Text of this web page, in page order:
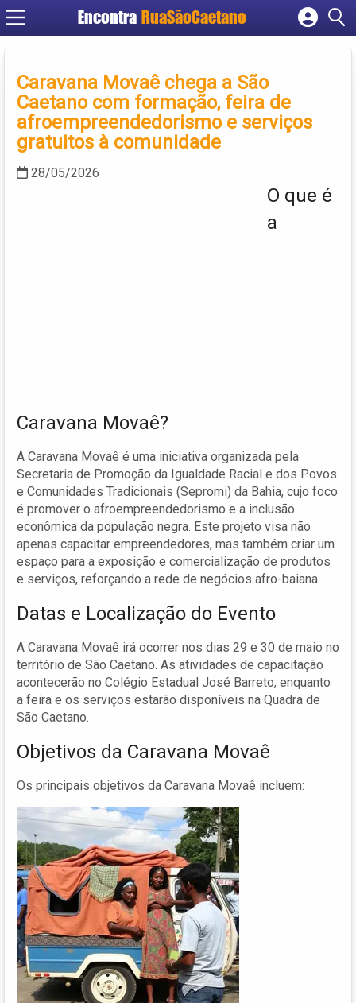
Encontra RuaSãoCaetano
Cadastrar empresa
Criar conta
Caravana Movaê chega a São
Caetano com formação, feira de
afroempreendedorismo e serviços
gratuitos à comunidade
28/05/2026
O que é
a
Caravana Movaê?
A Caravana Movaê é uma iniciativa organizada pela
Secretaria de Promoção da Igualdade Racial e dos Povos
e Comunidades Tradicionais (Sepromi) da Bahia, cujo foco
é promover o afroempreendedorismo e a inclusão
econômica da população negra. Este projeto visa não
apenas capacitar empreendedores, mas também criar um
espaço para a exposição e comercialização de produtos
e serviços, reforçando a rede de negócios afro-baiana.
Datas e Localização do Evento
A Caravana Movaê irá ocorrer nos dias 29 e 30 de maio no
território de São Caetano. As atividades de capacitação
acontecerão no Colégio Estadual José Barreto, enquanto
a feira e os serviços estarão disponíveis na Quadra de
São Caetano.
Objetivos da Caravana Movaê
Os principais objetivos da Caravana Movaê incluem: